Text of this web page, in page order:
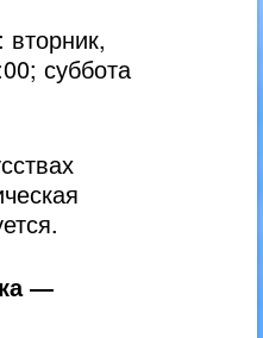
вторник,
; суббота
—